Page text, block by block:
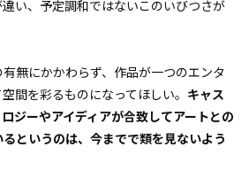
い、予定調和ではないこのいびつさが
無にかかわらず、作品が一つのエンタ
間を彩るものになってほしい。 キャス
ジーやアイディアが合致してアートとの
というのは、今までで類を見ないよう